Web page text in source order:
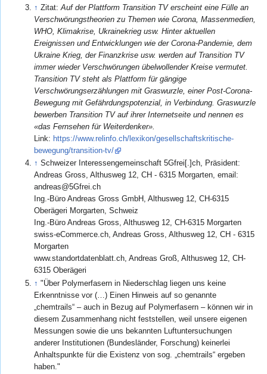
↑ Zitat:Auf der Plattform Transition TV erscheint eine Fülle an
Verschwörungstheorien zu Themen wie Corona, Massenmedien,
WHO, Klimakrise, Ukrainekrieg usw. Hinter aktuellen
Ereignissen und Entwicklungen wie der Corona-Pandemie, dem
Ukraine Krieg, der Finanzkrise usw. werden auf Transition TV
immer wieder Verschwörungen übelwollender Kreise vermutet.
Transition TV steht als Plattform für gängige
Verschwörungserzählungen mit Graswurzle, einer Post-Corona-
Bewegung mit Gefährdungspotenzial, in Verbindung. Graswurzle
bewerben Transition TV auf ihrer Internetseite und nennen es
«das Fernsehen für Weiterdenker».
Link: https://www.relinfo.ch/lexikon/gesellschaftskritische-
bewegung/transition-tv/
↑ Schweizer Interessengemeinschaft 5Gfrei[.]ch, Präsident:
Andreas Gross, Althusweg 12, CH - 6315 Morgarten, email:
andreas@5Gfrei.ch
Ing.-Büro Andreas Gross GmbH, Althusweg 12, CH-6315
Oberägeri Morgarten, Schweiz
Ing.-Büro Andreas Gross, Althusweg 12, CH-6315 Morgarten
swiss-eCommerce.ch, Andreas Gross, Althusweg 12, CH - 6315
Morgarten
www.standortdatenblatt.ch, Andreas Groß, Althusweg 12, CH-
6315 Oberägeri
↑ "Über Polymerfasern in Niederschlag liegen uns keine
Erkenntnisse vor (…) Einen Hinweis auf so genannte
„chemtrails“ – auch in Bezug auf Polymerfasern – können wir in
diesem Zusammenhang nicht feststellen, weil unsere eigenen
Messungen sowie die uns bekannten Luftuntersuchungen
anderer Institutionen (Bundesländer, Forschung) keinerlei
Anhaltspunkte für die Existenz von sog. „chemtrails“ ergeben
haben."